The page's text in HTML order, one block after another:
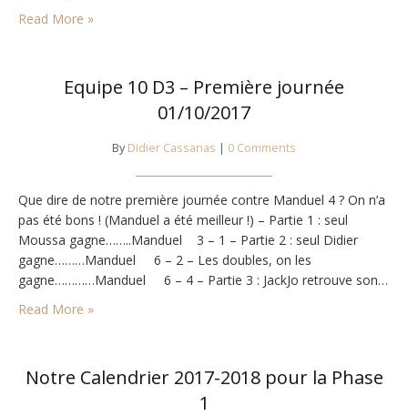
Read More »
Equipe 10 D3 – Première journée
01/10/2017
By Didier Cassanas | 0 Comments
Que dire de notre première journée contre Manduel 4 ? On n’a
pas été bons ! (Manduel a été meilleur !) – Partie 1 : seul
Moussa gagne……..Manduel 3 – 1 – Partie 2 : seul Didier
gagne………Manduel 6 – 2 – Les doubles, on les
gagne…………Manduel 6 – 4 – Partie 3 : JackJo retrouve son…
Read More »
Notre Calendrier 2017-2018 pour la Phase
1